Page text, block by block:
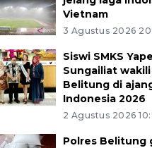
Vietnam
3 Agustus 2026
Siswi SMKS
Sungailiat
Belitung di
Indonesia 2026
2 Agustus 2026
Polres Belitung